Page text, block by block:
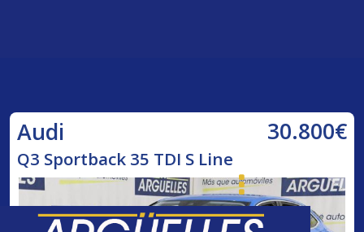
Audi 30.800€
Q3 Sportback 35 TDI S Line